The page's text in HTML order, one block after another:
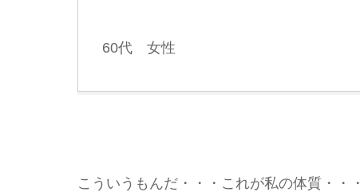
60代 女性
こういうもんだ・・・これが私の体質・・・